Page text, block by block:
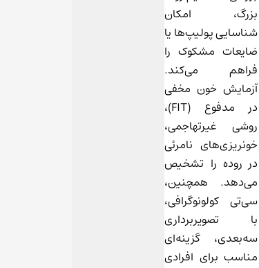
بزرگ، امکان
شناسایی پولیپ‌ها یا
ضایعات مشکوک را
فراهم می‌کند.
آزمایش خون مخفی
در مدفوع (FIT)،
روشی غیرتهاجمی،
خونریزی‌های نامرئی
در روده را تشخیص
می‌دهد. همچنین،
سی‌تی کولونوگرافی،
با تصویربرداری
سه‌بعدی، گزینه‌ای
مناسب برای افرادی